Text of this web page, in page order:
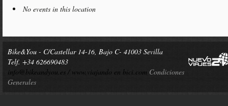
No events in this location
Bike&You - C/Castellar 14-16, Bajo C- 41003 Sevilla
Telf. +34 626690483
info@bikeandyou.es / www.viajando en bici.com Condiciones
Generales